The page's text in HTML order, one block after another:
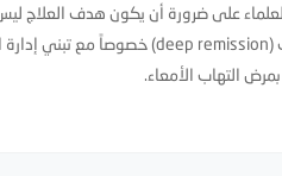
على ضرورة أن يكون هدف العلاج
التهاب الأمعاء.